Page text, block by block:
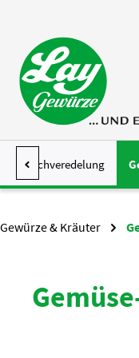
Fleischveredelung
Gewürze & Kräuter